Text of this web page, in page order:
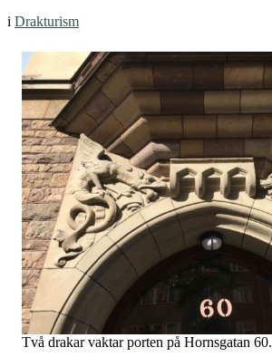
i Drakturism
Två drakar vaktar porten på Hornsgatan 60.